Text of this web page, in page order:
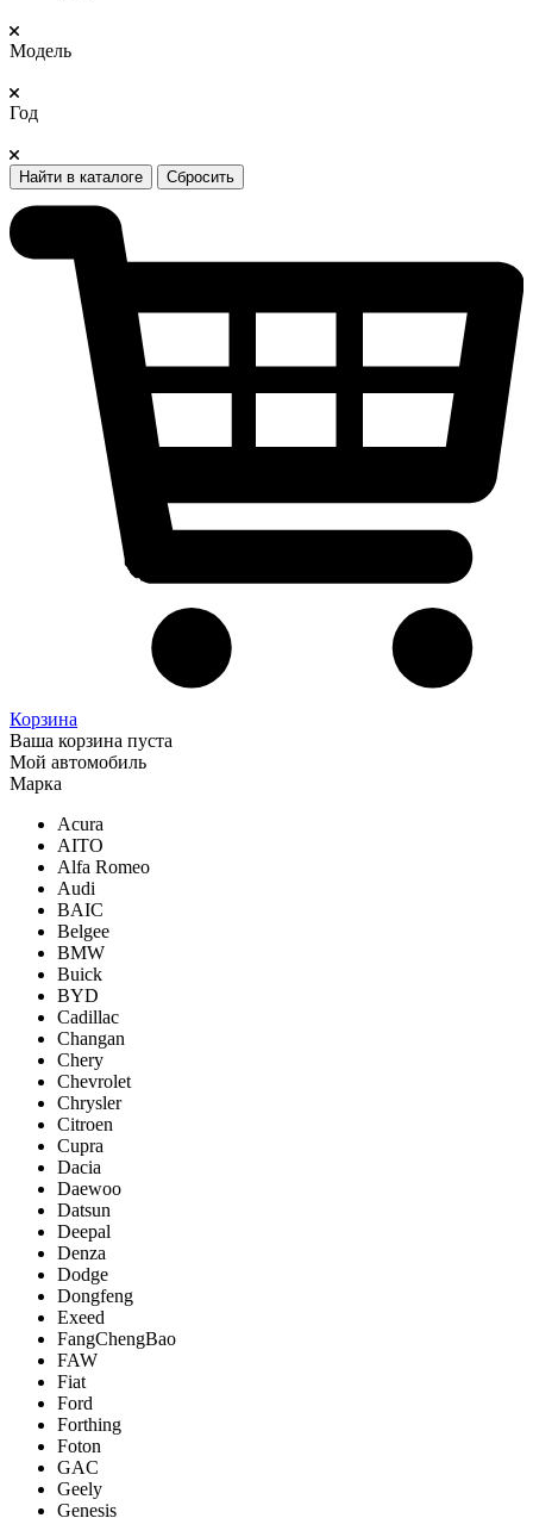
Модель
Год
Найти в каталоге Сбросить
Корзина
Ваша корзина пуста
Мой автомобиль
Марка
Acura
AITO
Alfa Romeo
Audi
BAIC
Belgee
BMW
Buick
BYD
Cadillac
Changan
Chery
Chevrolet
Chrysler
Citroen
Cupra
Dacia
Daewoo
Datsun
Deepal
Denza
Dodge
Dongfeng
Exeed
FangChengBao
FAW
Fiat
Ford
Forthing
Foton
GAC
Geely
Genesis